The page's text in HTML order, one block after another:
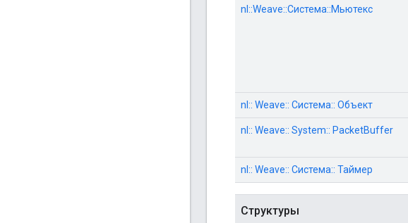
nl::Weave::Система::Мьютекс
nl:: Weave:: Система:: Объект
nl:: Weave:: System:: PacketBuffer
nl:: Weave:: Система:: Таймер
Структуры